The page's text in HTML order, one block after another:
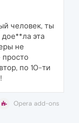
человек, ты
эта
не
просто
по 10-ти
Opera add-ons